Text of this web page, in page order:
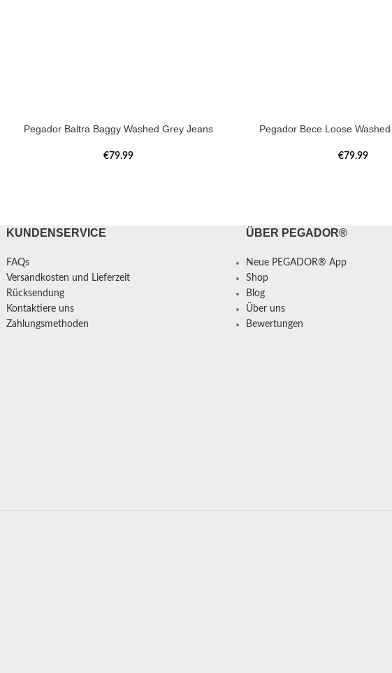
Pegador Baltra Baggy Washed Grey Jeans
€79.99
Pegador Bece Loose
€79.99
KUNDENSERVICE
FAQs
Versandkosten und Lieferzeit
Rücksendung
Kontaktiere uns
Zahlungsmethoden
ÜBER PEGADOR®
Neue PEGADOR® App
Shop
Blog
Über uns
Bewertungen